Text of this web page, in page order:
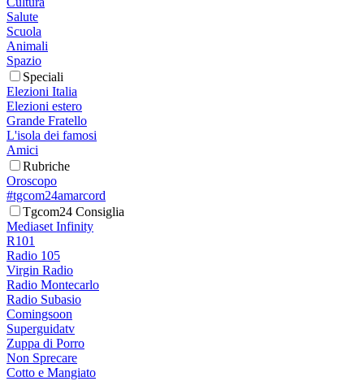
Salute
Scuola
Animali
Spazio
Speciali
Elezioni Italia
Elezioni estero
Grande Fratello
L'isola dei famosi
Amici
Rubriche
Oroscopo
#tgcom24amarcord
Tgcom24 Consiglia
Mediaset Infinity
R101
Radio 105
Virgin Radio
Radio Montecarlo
Radio Subasio
Comingsoon
Superguidatv
Zuppa di Porro
Non Sprecare
Cotto e Mangiato